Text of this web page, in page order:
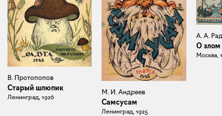
В. Протопопов
Старый шлюпик
Ленинград, 1926
М. И. Андреев
Самсусам
Ленинград, 1925
А. А.
О злом
Москва,